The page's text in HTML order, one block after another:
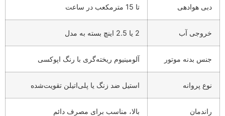
دبی هوادهی تا 15 مترمکعب در ساعت
خروجی آب 2 یا 2.5 اینچ بسته به مدل
جنس بدنه موتور آلومینیوم ریخته‌گری با رنگ اپوکسی
نوع پروانه استیل ضد زنگ یا پلی‌اتیلن تقویت‌شده
راندمان بالا، مناسب برای مصرف دائم